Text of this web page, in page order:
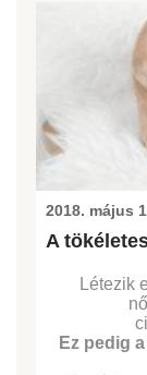
2018. május
A
Létezik
Ez pedig